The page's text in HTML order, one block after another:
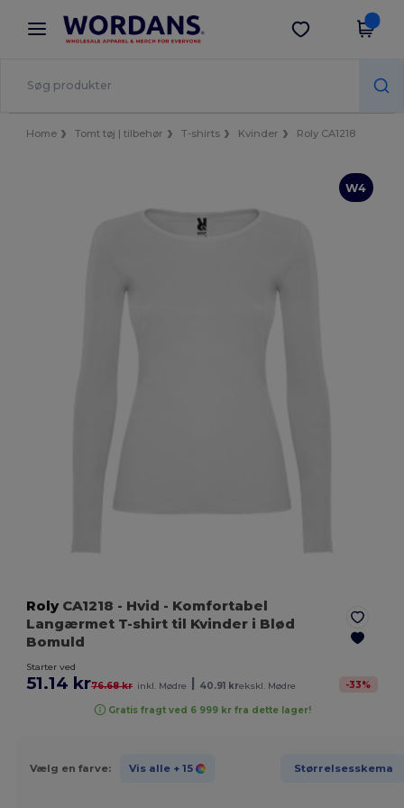
× Wordans-app
Bedre priser i appen!
Hent app
Home Tomt tøj | tilbehør T-shirts Kvinder Roly CA1218
W4
RolyCA1218 - Hvid - Komfortabel
Langærmet T-shirt til Kvinder i Blød
Bomuld
Starter ved
51.14 kr76.68 kr inkl. Mødre 40.91 krekskl. Mødre -33%
Gratis fragt ved 6 999 kr fra dette lager!
Vælg en farve: Vis alle + 15 Størrelsesskema